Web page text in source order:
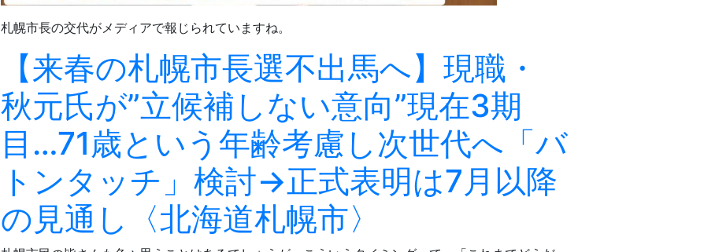
札幌市長の交代がメディアで報じられていますね。
【来春の札幌市長選不出馬へ】現職・
秋元氏が”立候補しない意向”現在3期
目…71歳という年齢考慮し次世代へ「バ
トンタッチ」検討→正式表明は7月以降
の見通し〈北海道札幌市〉